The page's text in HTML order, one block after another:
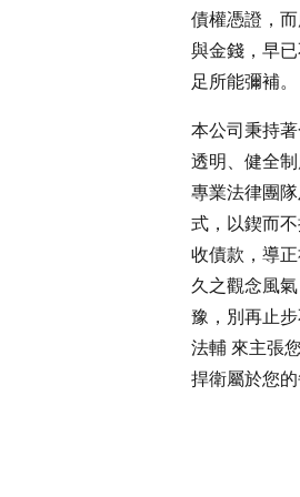
債權憑證，
與金錢，早
足所能彌補。
本公司秉持
透明、健全
專業法律團
式，以鍥而
收債款，導
久之觀念風
豫，別再止
法輔 來主張
捍衛屬於您